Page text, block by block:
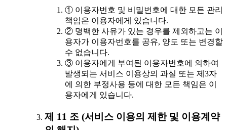
① 이용자번호 및 비밀번호에 대한 모든 관리
책임은 이용자에게 있습니다.
② 명백한 사유가 있는 경우를 제외하고는 이
용자가 이용자번호를 공유, 양도 또는 변경할
수 없습니다.
③ 이용자에게 부여된 이용자번호에 의하여
발생되는 서비스 이용상의 과실 또는 제3자
에 의한 부정사용 등에 대한 모든 책임은 이
용자에게 있습니다.
제 11 조 (서비스 이용의 제한 및 이용계약